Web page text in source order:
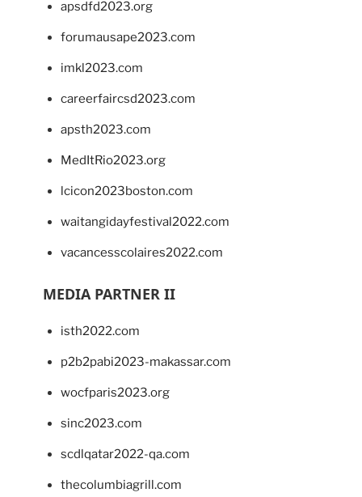
apsdfd2023.org
forumausape2023.com
imkl2023.com
careerfaircsd2023.com
apsth2023.com
MedItRio2023.org
lcicon2023boston.com
waitangidayfestival2022.com
vacancesscolaires2022.com
MEDIA PARTNER II
isth2022.com
p2b2pabi2023-makassar.com
wocfparis2023.org
sinc2023.com
scdlqatar2022-qa.com
thecolumbiagrill.com